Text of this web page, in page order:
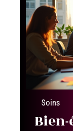
Soins